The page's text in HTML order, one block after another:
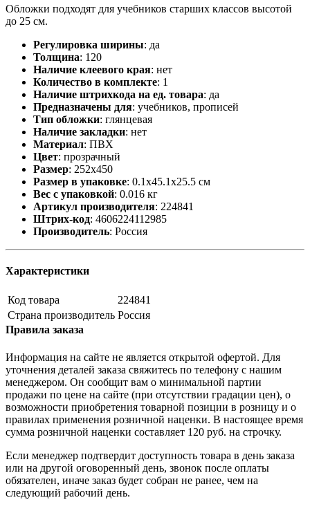
Обложки подходят для учебников старших классов высотой
до 25 см.
Регулировка ширины: да
Толщина: 120
Наличие клеевого края: нет
Количество в комплекте: 1
Наличие штрихкода на ед. товара: да
Предназначены для: учебников, прописей
Тип обложки: глянцевая
Наличие закладки: нет
Материал: ПВХ
Цвет: прозрачный
Размер: 252х450
Размер в упаковке: 0.1x45.1x25.5 см
Вес с упаковкой: 0.016 кг
Артикул производителя: 224841
Штрих-код: 4606224112985
Производитель: Россия
Характеристики
Код товара
224841
Страна производитель Россия
Правила заказа
Информация на сайте не является открытой офертой. Для
уточнения деталей заказа свяжитесь по телефону с нашим
менеджером. Он сообщит вам о минимальной партии
продажи по цене на сайте (при отсутствии градации цен), о
возможности приобретения товарной позиции в розницу и о
правилах применения розничной наценки. В настоящее время
сумма розничной наценки составляет 120 руб. на строчку.
Если менеджер подтвердит доступность товара в день заказа
или на другой оговоренный день, звонок после оплаты
обязателен, иначе заказ будет собран не ранее, чем на
следующий рабочий день.